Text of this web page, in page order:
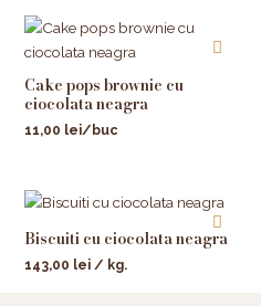
Cake pops brownie cu
ciocolata neagra
11,00 lei/buc
Biscuiti cu ciocolata neagra
143,00 lei / kg.